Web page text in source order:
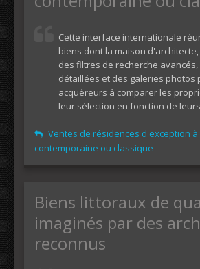
Cette interface internationale
biens dont la maison
des filtres de recherche
détaillées et des galeries photos
acquéreurs à comparer les
leur sélection en fonction de
Ventes de résidences d'exception
contemporaine ou classique
Biens littoraux de
imaginés par des
reconnus